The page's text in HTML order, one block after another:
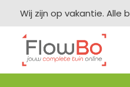
Wij zijn op vakantie. Alle